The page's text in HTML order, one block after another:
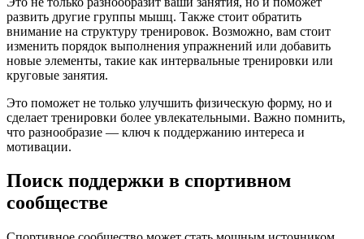
развить другие группы мышц. Также стоит обратить
внимание на структуру тренировок. Возможно, вам стоит
изменить порядок выполнения упражнений или добавить
новые элементы, такие как интервальные тренировки или
круговые занятия.
Это поможет не только улучшить физическую форму, но и
сделает тренировки более увлекательными. Важно помнить,
что разнообразие — ключ к поддержанию интереса и
мотивации.
Поиск поддержки в спортивном
сообществе